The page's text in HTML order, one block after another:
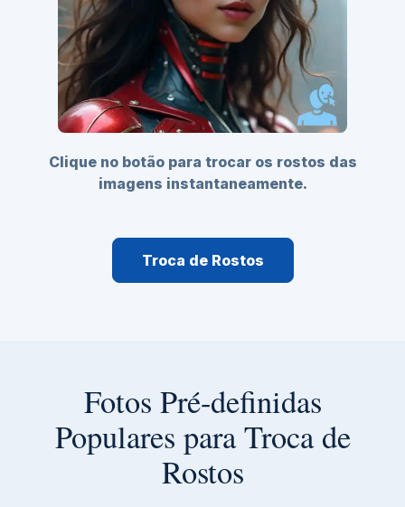
Clique no botão para trocar os rostos das
imagens instantaneamente.
Troca de Rostos
Fotos Pré-definidas
Populares para Troca de
Rostos